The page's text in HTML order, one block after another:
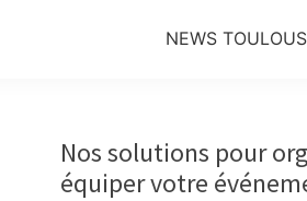
NEWS
Sidebar
Nos solutions pour
équiper votre